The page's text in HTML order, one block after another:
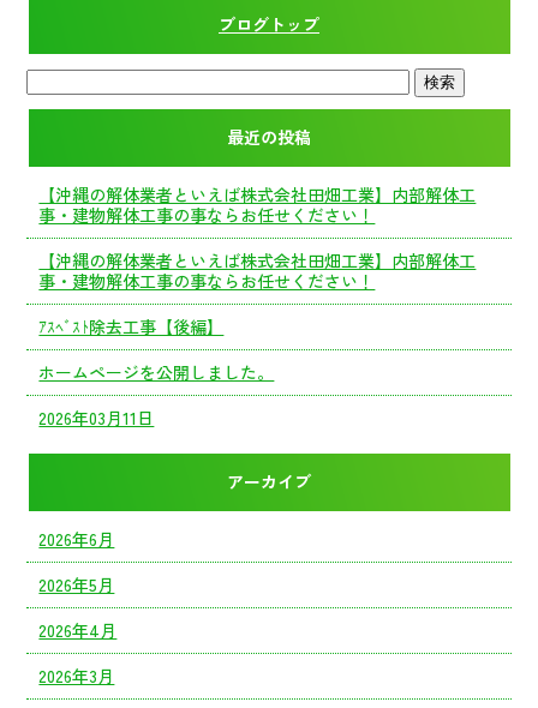
ブログトップ
最近の投稿
【沖縄の解体業者といえば株式会社田畑工業】内部解体工
事・建物解体工事の事ならお任せください！
【沖縄の解体業者といえば株式会社田畑工業】内部解体工
事・建物解体工事の事ならお任せください！
ｱｽﾍﾞｽﾄ除去工事【後編】
ホームページを公開しました。
2026年03月11日
アーカイブ
2026年6月
2026年5月
2026年4月
2026年3月